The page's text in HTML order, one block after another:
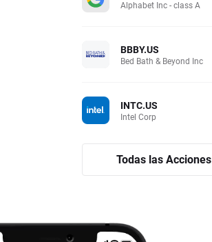
Alphabet Inc - class A
BBBY.US
Bed Bath & Beyond Inc
INTC.US
Intel Corp
Todas las Acciones